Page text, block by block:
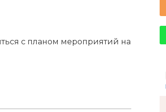
с планом мероприятий на